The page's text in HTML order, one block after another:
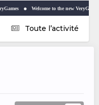
Welcome to the new VeryGames forum
Toute l’activité